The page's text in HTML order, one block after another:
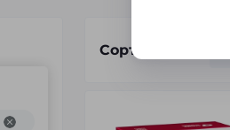
Сортировка: